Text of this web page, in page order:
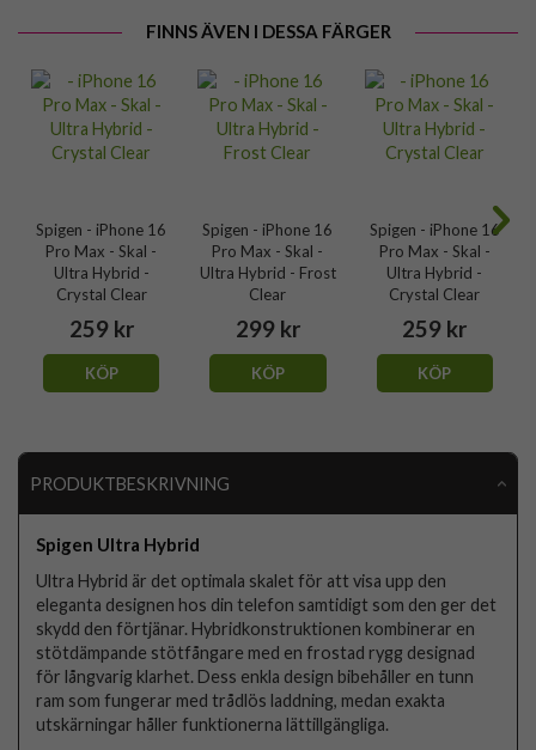
FINNS ÄVEN I DESSA FÄRGER
Spigen - iPhone 16
Pro Max - Skal -
Ultra Hybrid -
Crystal Clear
259 kr
KÖP
Spigen - iPhone 16
Pro Max - Skal -
Ultra Hybrid - Frost
Clear
299 kr
KÖP
Spigen - iPhone 16
Pro Max - Skal -
Ultra Hybrid -
Crystal Clear
259 kr
KÖP
PRODUKTBESKRIVNING
Spigen Ultra Hybrid
Ultra Hybrid är det optimala skalet för att visa upp den
eleganta designen hos din telefon samtidigt som den ger det
skydd den förtjänar. Hybridkonstruktionen kombinerar en
stötdämpande stötfångare med en frostad rygg designad
för långvarig klarhet. Dess enkla design bibehåller en tunn
ram som fungerar med trådlös laddning, medan exakta
utskärningar håller funktionerna lättillgängliga.